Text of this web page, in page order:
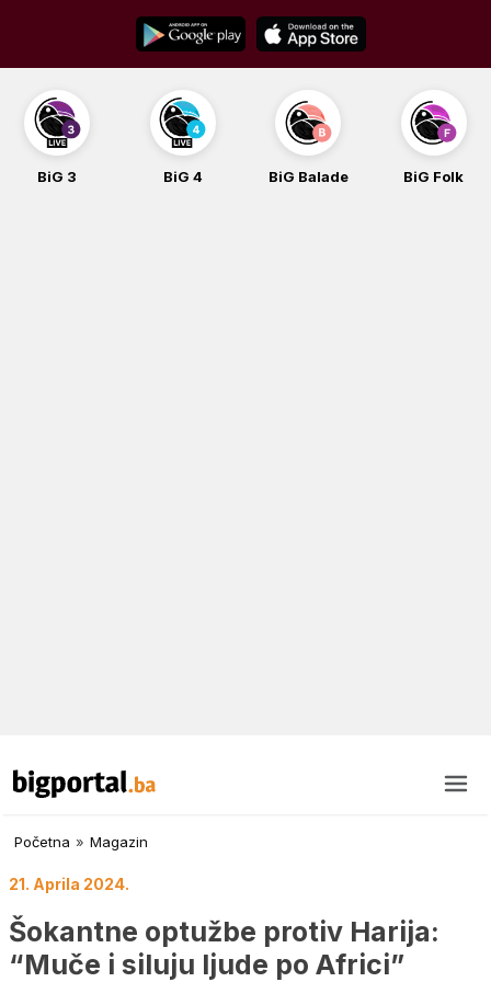
content
BiG 3 BiG 4 BiG Balade BiG Folk
Početna » Magazin
21. Aprila 2024.
Šokantne optužbe protiv Harija:
“Muče i siluju ljude po Africi”